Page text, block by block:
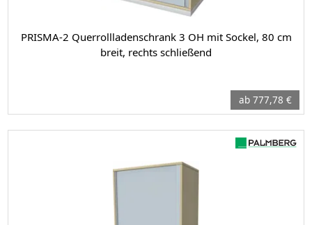
PRISMA-2 Querrollladenschrank 3 OH mit Sockel, 80 cm
breit, rechts schließend
ab 777,78 €